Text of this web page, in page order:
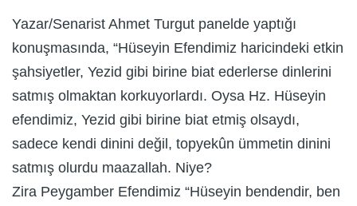
Yazar/Senarist Ahmet Turgut panelde yaptığı
konuşmasında, “Hüseyin Efendimiz haricindeki etkin
şahsiyetler, Yezid gibi birine biat ederlerse dinlerini
satmış olmaktan korkuyorlardı. Oysa Hz. Hüseyin
efendimiz, Yezid gibi birine biat etmiş olsaydı,
sadece kendi dinini değil, topyekûn ümmetin dinini
satmış olurdu maazallah. Niye?
Zira Peygamber Efendimiz “Hüseyin bendendir, ben